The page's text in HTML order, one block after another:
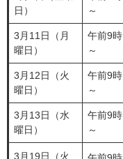
日）
～
3月11日（月
曜日）
午前9時
～
3月12日（火
曜日）
午前9時
～
3月13日（水
曜日）
午前9時
～
3月19日（火